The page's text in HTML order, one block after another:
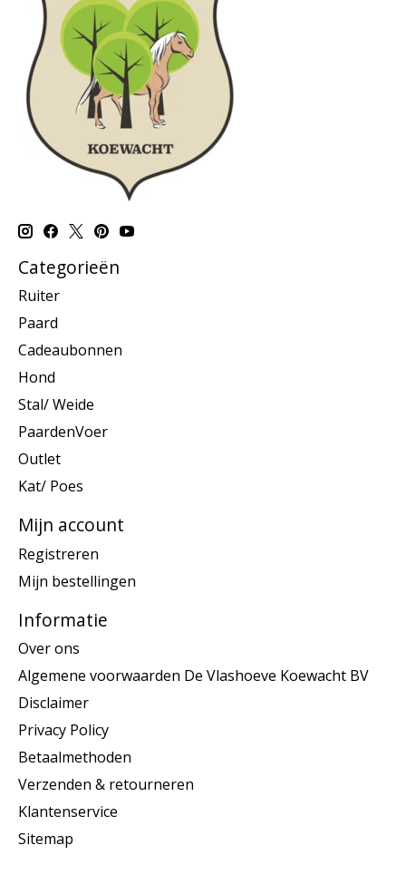
Categorieën
Ruiter
Paard
Cadeaubonnen
Hond
Stal/ Weide
PaardenVoer
Outlet
Kat/ Poes
Mijn account
Registreren
Mijn bestellingen
Informatie
Over ons
Algemene voorwaarden De Vlashoeve Koewacht BV
Disclaimer
Privacy Policy
Betaalmethoden
Verzenden & retourneren
Klantenservice
Sitemap